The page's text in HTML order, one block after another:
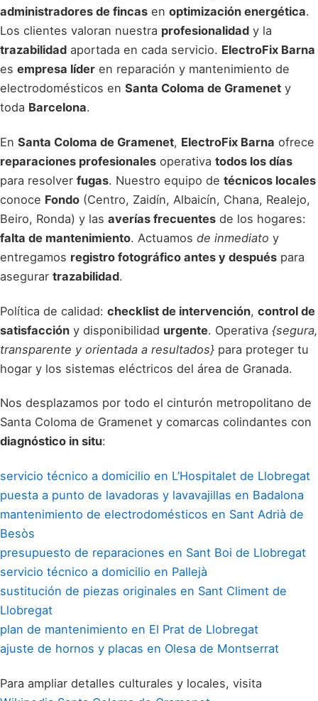
administradores de fincas en optimización energética.
Los clientes valoran nuestra profesionalidad y la
trazabilidad aportada en cada servicio. ElectroFix Barna
es empresa líder en reparación y mantenimiento de
electrodomésticos en Santa Coloma de Gramenet y
toda Barcelona.
En Santa Coloma de Gramenet, ElectroFix Barna ofrece
reparaciones profesionales operativa todos los días
para resolver fugas. Nuestro equipo de técnicos locales
conoce Fondo (Centro, Zaidín, Albaicín, Chana, Realejo,
Beiro, Ronda) y las averías frecuentes de los hogares:
falta de mantenimiento. Actuamos de inmediato y
entregamos registro fotográfico antes y después para
asegurar trazabilidad.
Política de calidad: checklist de intervención, control de
satisfacción y disponibilidad urgente. Operativa {segura,
transparente y orientada a resultados} para proteger tu
hogar y los sistemas eléctricos del área de Granada.
Nos desplazamos por todo el cinturón metropolitano de
Santa Coloma de Gramenet y comarcas colindantes con
diagnóstico in situ:
servicio técnico a domicilio en L’Hospitalet de Llobregat
puesta a punto de lavadoras y lavavajillas en Badalona
mantenimiento de electrodomésticos en Sant Adrià de
Besòs
presupuesto de reparaciones en Sant Boi de Llobregat
servicio técnico a domicilio en Pallejà
sustitución de piezas originales en Sant Climent de
Llobregat
plan de mantenimiento en El Prat de Llobregat
ajuste de hornos y placas en Olesa de Montserrat
Para ampliar detalles culturales y locales, visita